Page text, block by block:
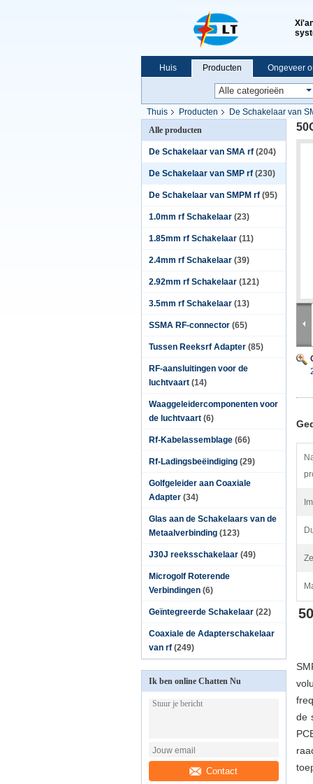
Huis Producten Ongeveer
Thuis
Producten
De Schakelaar van
Alle producten
De Schakelaar van SMA rf (204)
De Schakelaar van SMP rf (230)
De Schakelaar van SMPM rf (95)
1.0mm rf Schakelaar (23)
1.85mm rf Schakelaar (11)
2.4mm rf Schakelaar (39)
2.92mm rf Schakelaar (121)
3.5mm rf Schakelaar (13)
SSMA RF-connector (65)
Tussen Reeksrf Adapter (85)
RF-aansluitingen voor de
luchtvaart (14)
Waaggeleidercomponenten voor
de luchtvaart (6)
Rf-Kabelassemblage (66)
Rf-Ladingsbeëindiging (29)
Golfgeleider aan Coaxiale
Adapter (34)
Glas aan de Schakelaars van de
Metaalverbinding (123)
J30J reeksschakelaar (49)
Microgolf Roterende
Verbindingen (6)
Geïntegreerde Schakelaar (22)
Coaxiale de Adapterschakelaar
van rf (249)
Ik ben online Chatten Nu
Contact
de